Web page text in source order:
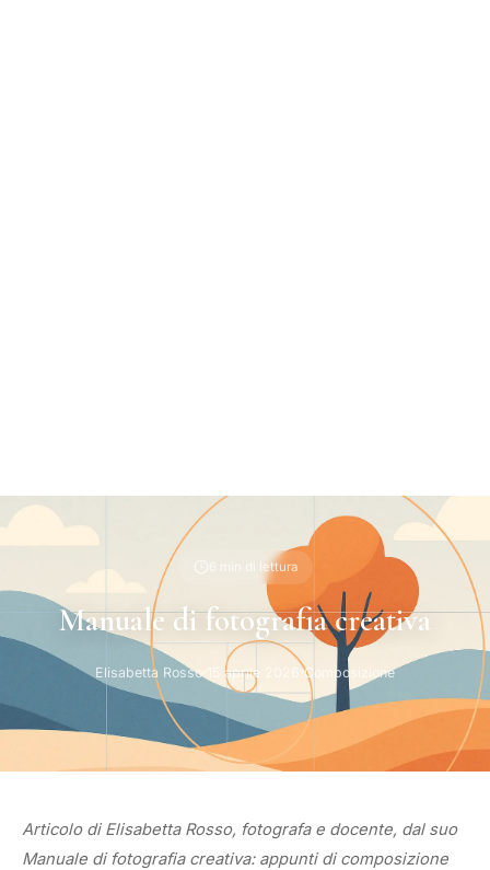
6 min di lettura
Manuale di fotografia creativa
Elisabetta Rosso 15 aprile 2026 Composizione
Articolo di Elisabetta Rosso, fotografa e docente, dal suo
Manuale di fotografia creativa: appunti di composizione